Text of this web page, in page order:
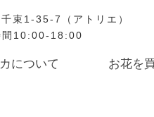
束1-35-7（アトリエ）
間10:00-18:00
について お花を